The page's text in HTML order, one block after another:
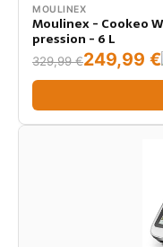
MOULINEX
Moulinex - Cookeo
pression - 6 L
329,99 €249,99 €